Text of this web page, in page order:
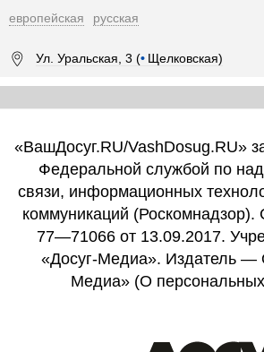
европейская русская
Ул. Уральская, 3 (• Щелковская)
«ВашДосуг.RU/VashDosug.RU»
Федеральной службой по
связи, информационных
коммуникаций
77—71066 от 13.09.2017.
«Досуг-Медиа». Издатель
Медиа» (О